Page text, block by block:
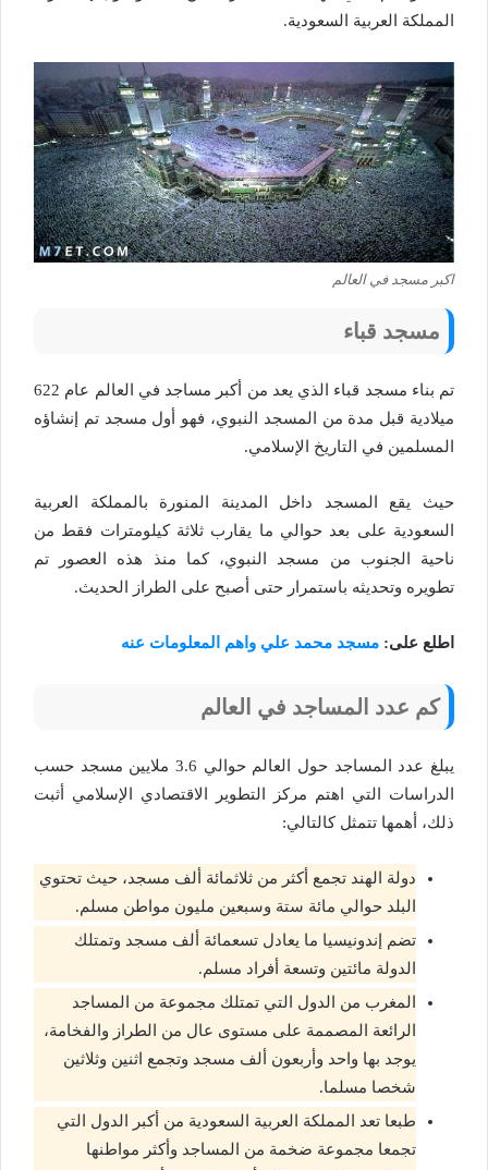
المملكة العربية السعودية.
اكبر مسجد في العالم
مسجد قباء
تم بناء مسجد قباء الذي يعد من أكبر مساجد في العالم عام 622
ميلادية قبل مدة من المسجد النبوي، فهو أول مسجد تم إنشاؤه
المسلمين في التاريخ الإسلامي.
حيث يقع المسجد داخل المدينة المنورة بالمملكة العربية
السعودية على بعد حوالي ما يقارب ثلاثة كيلومترات فقط من
ناحية الجنوب من مسجد النبوي، كما منذ هذه العصور تم
تطويره وتحديثه باستمرار حتى أصبح على الطراز الحديث.
اطلع على: مسجد محمد علي واهم المعلومات عنه
كم عدد المساجد في العالم
يبلغ عدد المساجد حول العالم حوالي 3.6 ملايين مسجد حسب
الدراسات التي اهتم مركز التطوير الاقتصادي الإسلامي أثبت
ذلك، أهمها تتمثل كالتالي:
دولة الهند تجمع أكثر من ثلاثمائة ألف مسجد، حيث تحتوي
البلد حوالي مائة ستة وسبعين مليون مواطن مسلم.
تضم إندونيسيا ما يعادل تسعمائة ألف مسجد وتمتلك
الدولة مائتين وتسعة أفراد مسلم.
المغرب من الدول التي تمتلك مجموعة من المساجد
الرائعة المصممة على مستوى عال من الطراز والفخامة،
يوجد بها واحد وأربعون ألف مسجد وتجمع اثنين وثلاثين
شخصا مسلما.
طبعا تعد المملكة العربية السعودية من أكبر الدول التي
تجمعا مجموعة ضخمة من المساجد وأكثر مواطنها